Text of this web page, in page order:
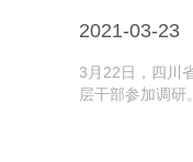
2021-03-23
3月22日，四川
层干部参加调研